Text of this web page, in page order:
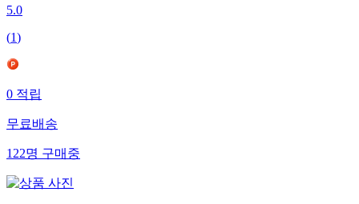
5.0
(1)
0적립
무료배송
122명구매중